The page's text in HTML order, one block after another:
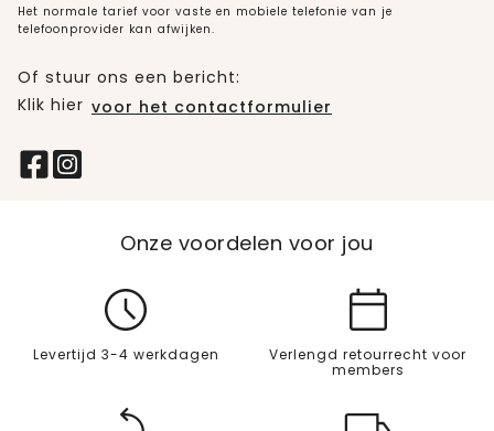
Het normale tarief voor vaste en mobiele telefonie van je
telefoonprovider kan afwijken.
Of stuur ons een bericht:
Klik hier voor het contactformulier
Onze voordelen voor jou
Levertijd 3-4 werkdagen
Verlengd retourrecht voor
members